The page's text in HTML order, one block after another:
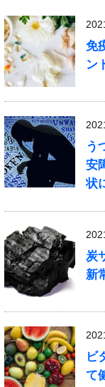
免
ン
う
安
状
炭
新
ビ
て